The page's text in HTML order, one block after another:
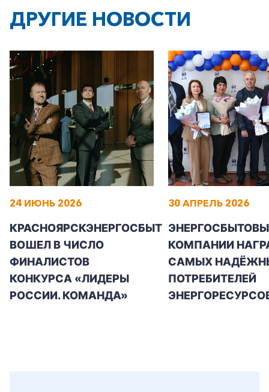
ДРУГИЕ НОВОСТИ
24 ИЮНЬ 2026
КРАСНОЯРСКЭНЕРГОСБЫТ
ВОШЕЛ В ЧИСЛО
ФИНАЛИСТОВ
КОНКУРСА «ЛИДЕРЫ
РОССИИ. КОМАНДА»
30 АПРЕЛЬ 2026
КОМПАНИИ
САМЫХ
ПОТРЕБИТЕЛЕЙ